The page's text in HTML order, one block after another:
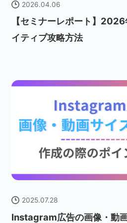
2026.04.06
【セミナーレポート】
イティブ攻略方法
2025.07.28
Instagram広告の画像・動